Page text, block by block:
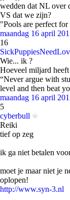
wedden dat NL over
VS dat we zijn?
"Pools are perfect
maandag 16 april
16
Wie... ik ?
Hoeveel miljard
“Never argue with
level and then beat
maandag 16 april
5
cyberbull
Reiki
tief op zeg
ik ga niet betalen
moet je maar niet je
oplopen!
http://www.syn-3.nl